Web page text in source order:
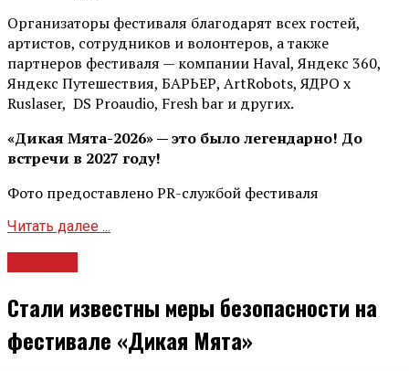
Организаторы фестиваля благодарят всех гостей,
артистов, сотрудников и волонтеров, а также
партнеров фестиваля — компании Haval, Яндекс 360,
Яндекс Путешествия, БАРЬЕР, ArtRobots, ЯДРО х
Ruslaser, DS Proaudio, Fresh bar и других.
«Дикая Мята-2026» — это было легендарно! До
встречи в 2027 году!
Фото предоставлено PR-службой фестиваля
Читать далее ...
Стали известны меры безопасности на
фестивале «Дикая Мята»